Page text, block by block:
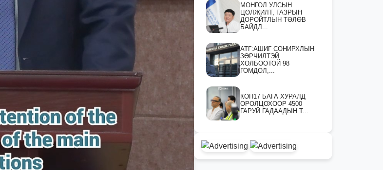
МОНГОЛ УЛСЫН
ЦӨЛЖИЛТ, ГАЗРЫН
ДОРОЙТЛЫН ТӨЛӨВ
БАЙДЛ...
АТГ:АШИГ СОНИРХЛЫН
ЗӨРЧИЛТЭЙ
ХОЛБООТОЙ 98
ГОМДОЛ,...
КОП17 БАГА ХУРАЛД
ОРОЛЦОХООР 4500
ГАРУЙ ГАДААДЫН Т...